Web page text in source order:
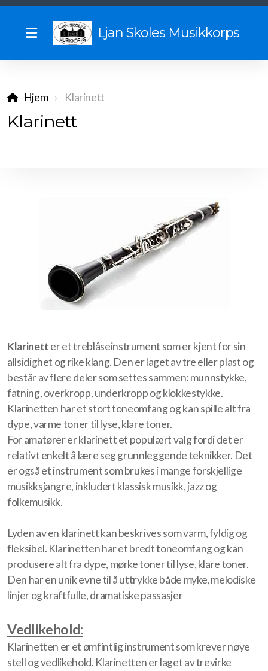
Ljan Skoles Musikkorps
Hjem Klarinett
Klarinett
Klarinetter et treblåseinstrument som er kjent for sin
allsidighet og rike klang. Den er laget av tre eller plast og
består av flere deler som settes sammen: munnstykke,
fatning, overkropp, underkropp og klokkestykke.
Klarinetten har et stort toneomfang og kan spille alt fra
dype, varme toner til lyse, klare toner.
For amatører er klarinett et populært valg fordi det er
relativt enkelt å lære seg grunnleggende teknikker. Det
er også et instrument som brukes i mange forskjellige
musikksjangre, inkludert klassisk musikk, jazz og
folkemusikk.
Lyden av en klarinett kan beskrives som varm, fyldig og
fleksibel. Klarinetten har et bredt toneomfang og kan
produsere alt fra dype, mørke toner til lyse, klare toner.
Den har en unik evne til å uttrykke både myke, melodiske
linjer og kraftfulle, dramatiske passasjer
Vedlikehold:
Klarinetten er et ømfintlig instrument som krever nøye
stell og vedlikehold. Klarinetten er laget av trevirke
Vil du spille med oss?
Sommerturer gjennom tidene
Tidligere dirigenter
Tidligere styreledere
Samspill
Aktiviteter
Konserter
Høstkonsert
Korpstur
Tusenfrydstevnet
Høstseminar
Julemarked
Instrumenter